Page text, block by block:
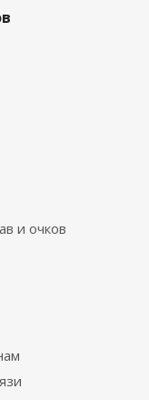
и очков